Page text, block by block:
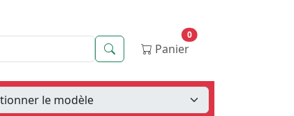
RecherchePanier
0